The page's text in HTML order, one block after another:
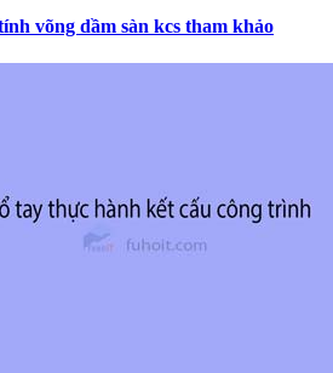
võng dầm sàn kcs tham khảo